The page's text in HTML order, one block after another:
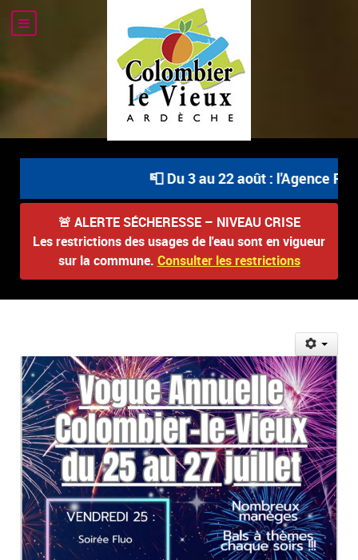
📮 Du 3 au 22 août : l'Agence
🚨 ALERTE SÉCHERESSE – NIVEAU CRISE
Les restrictions des usages de l'eau sont en vigueur
sur la commune. Consulter les restrictions